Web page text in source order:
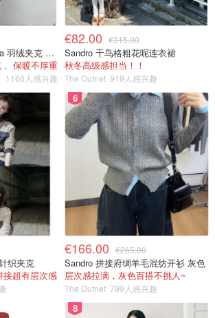
Moose Knuckles Koya 羽绒夹克 黑色
保暖不厚重
1166人感兴趣
€82.00 €315.00
Sandro 千鸟格粗花呢连衣裙
秋冬高级感担当！！
The Outnet 919人感兴趣
织夹克
接超有层次感
6
€166.00 €265.00
Sandro 拼接府绸羊毛混纺开衫 灰色
层次感拉满，灰色百搭不挑人~
The Outnet 799人感兴趣
8